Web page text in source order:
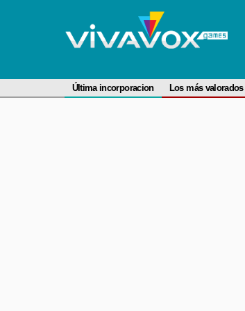
Última incorporacion Los más valorados